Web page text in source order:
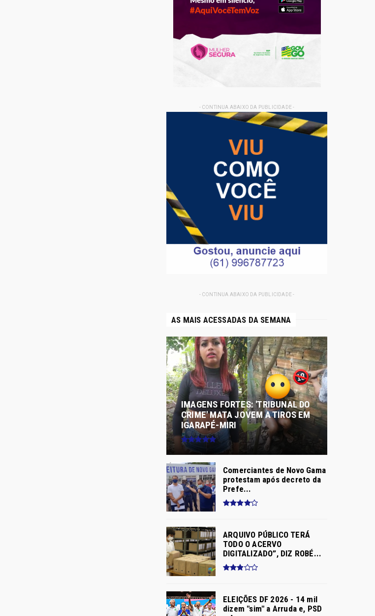
- CONTINUA ABAIXO DA PUBLICIDADE -
- CONTINUA ABAIXO DA PUBLICIDADE -
AS MAIS ACESSADAS DA SEMANA
IMAGENS FORTES: 'TRIBUNAL DO
CRIME' MATA JOVEM A TIROS EM
IGARAPÉ-MIRI
Comerciantes de Novo Gama
protestam após decreto da
Prefe...
ARQUIVO PÚBLICO TERÁ
TODO O ACERVO
DIGITALIZADO”, DIZ ROBÉ...
ELEIÇÕES DF 2026 - 14 mil
dizem "sim" a Arruda e, PSD